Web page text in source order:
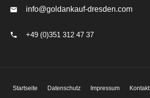
info@goldankauf-dresden.com
+49 (0)351 312 47 37
Startseite Datenschutz Impressum Kontakt